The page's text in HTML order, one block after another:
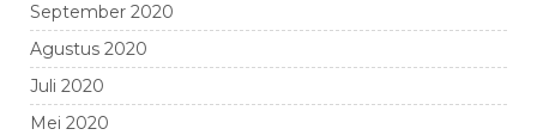
September 2020
Agustus 2020
Juli 2020
Mei 2020